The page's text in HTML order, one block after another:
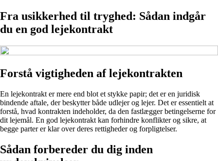
Fra usikkerhed til tryghed: Sådan indgår
du en god lejekontrakt
Forstå vigtigheden af lejekontrakten
En lejekontrakt er mere end blot et stykke papir; det er en juridisk
bindende aftale, der beskytter både udlejer og lejer. Det er essentielt at
forstå, hvad kontrakten indeholder, da den fastlægger betingelserne for
dit lejemål. En god lejekontrakt kan forhindre konflikter og sikre, at
begge parter er klar over deres rettigheder og forpligtelser.
Sådan forbereder du dig inden